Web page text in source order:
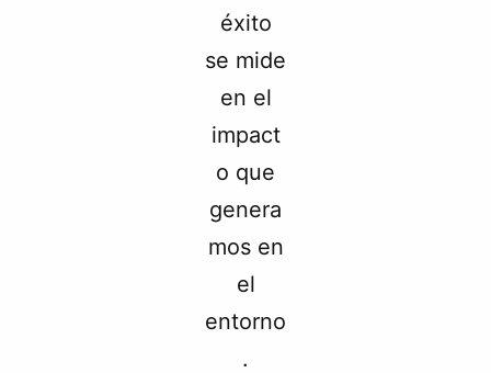
éxito
se mide
en el
impact
o que
genera
mos en
el
entorno
.